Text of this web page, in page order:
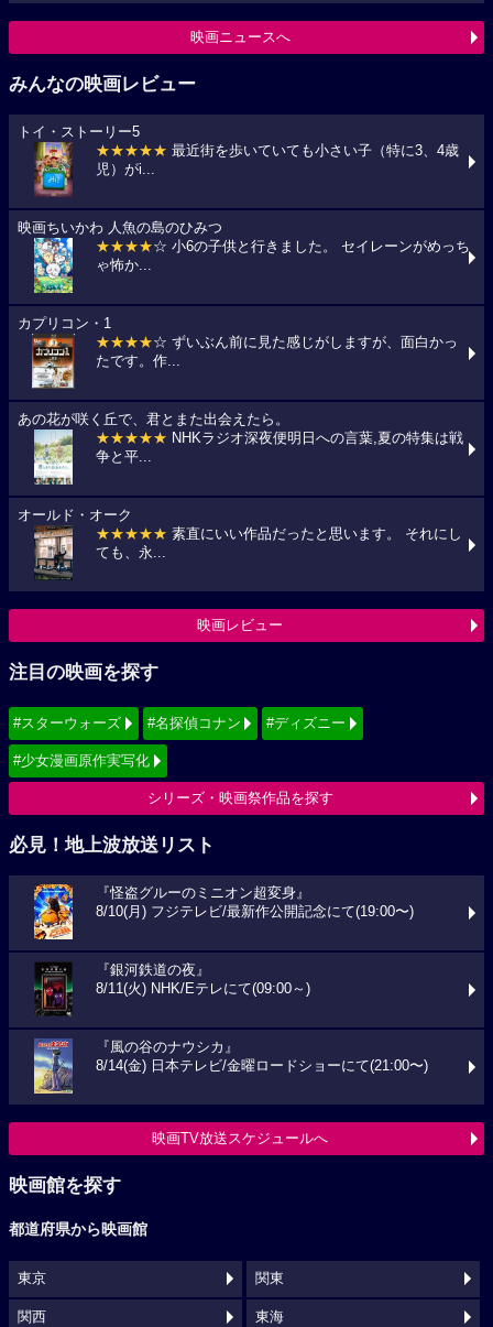
映画ニュースへ
みんなの映画レビュー
トイ・ストーリー5
★★★★★ 最近街を歩いていても小さい子（特に3、4歳
児）がi...
映画ちいかわ 人魚の島のひみつ
★★★★☆ 小6の子供と行きました。 セイレーンがめっち
ゃ怖か...
カプリコン・1
★★★★☆ ずいぶん前に見た感じがしますが、面白かっ
たです。作...
あの花が咲く丘で、君とまた出会えたら。
★★★★★ NHKラジオ深夜便明日への言葉,夏の特集は戦
争と平...
オールド・オーク
★★★★★ 素直にいい作品だったと思います。 それにし
ても、永...
映画レビュー
注目の映画を探す
#スターウォーズ #名探偵コナン #ディズニー
#少女漫画原作実写化
シリーズ・映画祭作品を探す
必見！地上波放送リスト
『怪盗グルーのミニオン超変身』
8/10(月) フジテレビ/最新作公開記念にて(19:00〜)
『銀河鉄道の夜』
8/11(火) NHK/Eテレにて(09:00～)
『風の谷のナウシカ』
8/14(金) 日本テレビ/金曜ロードショーにて(21:00〜)
映画TV放送スケジュールへ
映画館を探す
都道府県から映画館
東京 関東
関西 東海